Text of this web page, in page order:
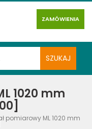
ZAMÓWIENIA
1020 mm
pomiarowy ML 1020 mm